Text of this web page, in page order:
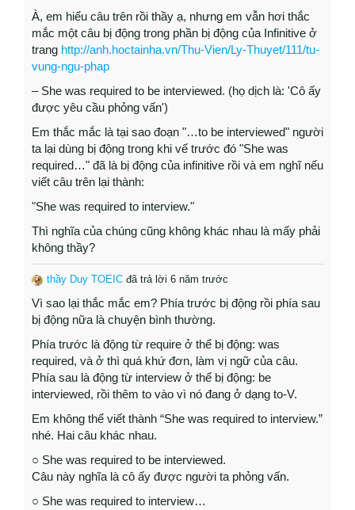
À, em hiểu câu trên rồi thầy ạ, nhưng em vẫn hơi thắc
mắc một câu bị động trong phần bị động của Infinitive ở
trang http://anh.hoctainha.vn/Thu-Vien/Ly-Thuyet/111/tu-
vung-ngu-phap
– She was required to be interviewed. (họ dịch là: 'Cô ấy
được yêu cầu phỏng vấn')
Em thắc mắc là tại sao đoạn "…to be interviewed" người
ta lại dùng bị động trong khi vế trước đó "She was
required…" đã là bị động của infinitive rồi và em nghĩ nếu
viết câu trên lại thành:
"She was required to interview."
Thì nghĩa của chúng cũng không khác nhau là mấy phải
không thầy?
thầy Duy TOEIC đã trả lời 6 năm trước
Vì sao lại thắc mắc em? Phía trước bị động rồi phía sau
bị động nữa là chuyện bình thường.
Phía trước là động từ require ở thể bị động: was
required, và ở thì quá khứ đơn, làm vị ngữ của câu.
Phía sau là động từ interview ở thể bị động: be
interviewed, rồi thêm to vào vì nó đang ở dạng to-V.
Em không thể viết thành “She was required to interview.”
nhé. Hai câu khác nhau.
○ She was required to be interviewed.
Câu này nghĩa là cô ấy được người ta phỏng vấn.
○ She was required to interview…